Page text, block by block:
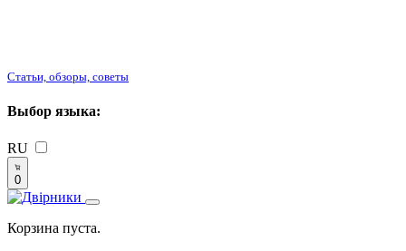
Статьи, обзоры, советы
Выбор языка:
RU
0
Корзина пуста.